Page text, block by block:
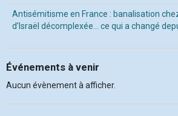
Antisémitisme en France : banalisation
d’Israël décomplexée… ce qui a changé
Événements à venir
Aucun évènement à afficher.